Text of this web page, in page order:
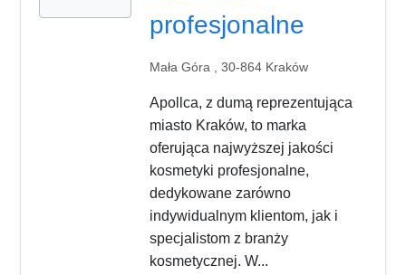
profesjonalne
Mała Góra , 30-864 Kraków
Apollca, z dumą reprezentująca
miasto Kraków, to marka
oferująca najwyższej jakości
kosmetyki profesjonalne,
dedykowane zarówno
indywidualnym klientom, jak i
specjalistom z branży
kosmetycznej. W...